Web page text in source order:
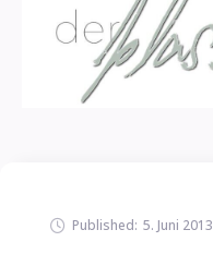
Published: 5. Juni 2013